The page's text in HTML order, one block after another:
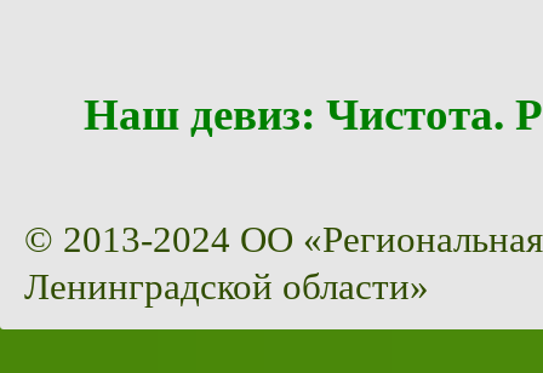
Наш девиз:
© 2013-2024 ОО
Ленинградской области»